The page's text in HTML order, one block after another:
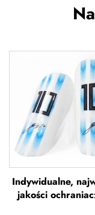
Indywidualne,
jakości